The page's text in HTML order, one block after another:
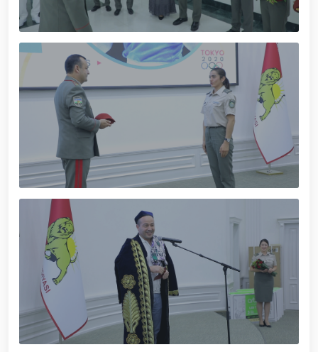
xizmat itlari ko‘rgazmasi tashkil etildi. // “Dog
biatloni” bellashuvining 6-respublika idoralararo
musobaqasi g'oliblari aniqlandi. // O‘zbekistonning
harbiy salohiyatini mustahkamlash: islohotlar va
ustuvor vazifalar.// Milliy gvardiya qo‘mondoni
Jamoat xavfsizligi universiteti bitiruvchi kursantlari
bilan uchrashdi.// 9-may — Xotira va qadrlash kuni
munosabati bilan Milliy gvardiya qoʻmondonligi
tomonidan poytaxtimizda istiqomat qiluvchi Ikkinchi
jahon urushi qatnashchilari va faxriylari holidan xabar
olindi. // “Uyg‘oq xotira” nomli teatrlashtirilgan
musiqiy konsert dasturi namoyish qilindi.// “Uch
avlod uchrashuvi” hamda “Bizning qahramonlar”
kitobining taqdimotiga bag‘ishlangan tadbir tashkil
etildi.// “Men G‘olib Run” yugurish musobaqasida
gvardiyachilar faxrli o'rinlarni egallashdi.//
Hamkorlikdagi profilaktik tadbirlar davom
ettirilmoqda. Xavfsiz muhitni ta’minlashga
qaratilgan chora-tadbirlar Milliy gvardiya
qo‘mondoni general-polkovnik B. Tashmatov
rahbarligida Yunusobod tumanida amalga oshirildi //
Buyuk davlat arbobi Sohibqiron Amir Temur
tavalludining 690 yilligi munosabati bilan,
O‘zbekiston Milliy kino san'ati saroyida Milliy